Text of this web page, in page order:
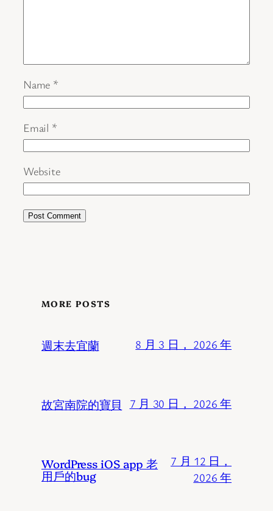
Name *
Email *
Website
MORE POSTS
週末去宜蘭 8 月 3 日， 2026 年
故宮南院的寶貝 7 月 30 日， 2026 年
WordPress iOS app 老
用戶的bug
7 月 12 日，
2026 年